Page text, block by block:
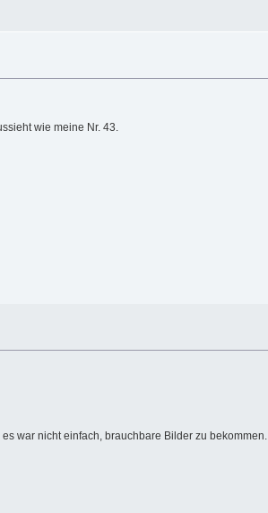
wie meine Nr. 43.
war nicht einfach, brauchbare Bilder zu bekommen.